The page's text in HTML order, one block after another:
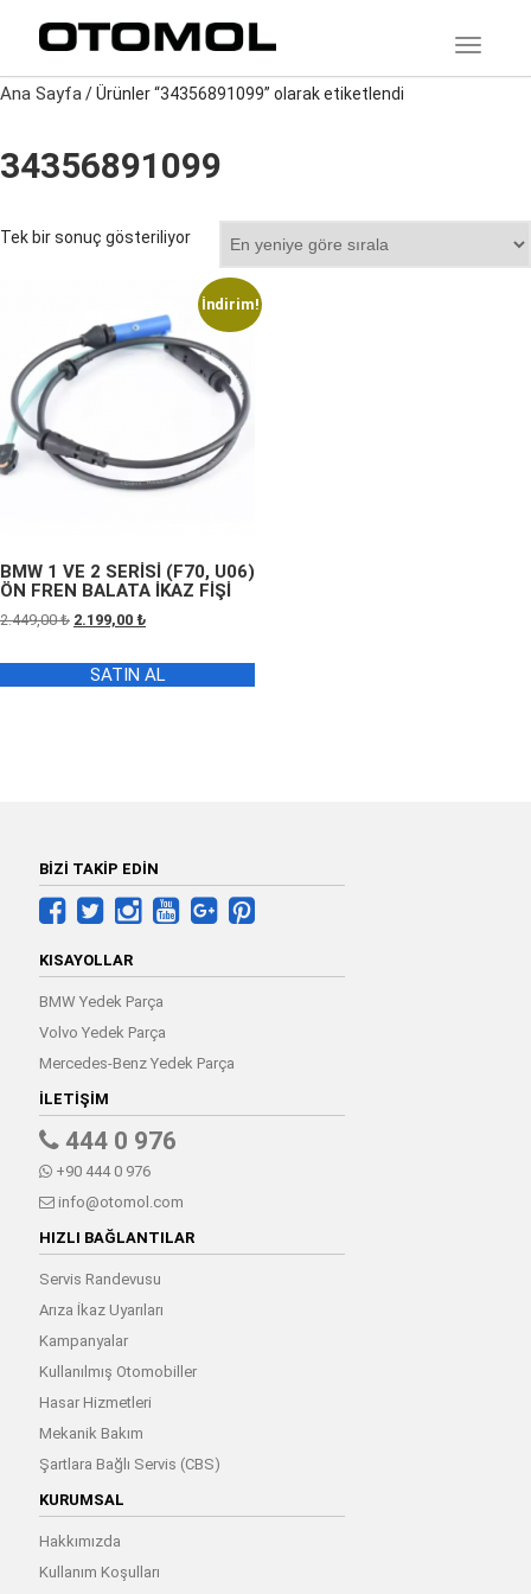
Ana Sayfa/ Ürünler “34356891099” olarak etiketlendi
34356891099
Tek bir sonuç gösteriliyor
İndirim!
BMW 1 VE 2 SERİSİ (F70, U06)
ÖN FREN BALATA İKAZ FİŞİ
2.449,00₺ Orijinal
2.449,00 ₺.
2.199,00 ₺Şu
fiyat:
2.199,00 ₺.
SATIN AL
BİZİ TAKİP EDİN
KISAYOLLAR
BMW Yedek Parça
Volvo Yedek Parça
Mercedes-Benz Yedek Parça
İLETIŞIM
444 0 976
+90 444 0 976
info@otomol.com
HIZLI BAĞLANTILAR
Servis Randevusu
Arıza İkaz Uyarıları
Kampanyalar
Kullanılmış Otomobiller
Hasar Hizmetleri
Mekanik Bakım
Şartlara Bağlı Servis (CBS)
KURUMSAL
Hakkımızda
Kullanım Koşulları